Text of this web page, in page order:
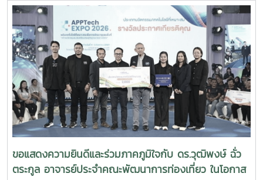
การจัดการเรียนการสอน ตลอดจนแนวทางการศึกษาต่อในคณะ
พัฒนาการท่องเที่ยว พร้อมทั้งแลกเปลี่ยนประสบการณ์และสร้าง
แรงบันดาลใจในการวางแผนศึกษาต่อในอนาคตคณะพัฒนาการ
ท่องเที่ยวขอขอบคุณคณะครูและนักเรียนจากโรงเรียนตาก
พิทยาคมที่ให้เกียรติเข้าเยี่ยมชมและศึกษาดูงานในครั้งนี้ และหวัง
เป็นอย่างยิ่งว่าจะได้มีโอกาสต้อนรับทุกท่านอีกในโอกาสต่อ
ไป#MJU#TDS#TDSMJU#TD#TourismDevelopment#มหาวิทย
แม่โจ้#คณะพัฒนาการท่องเที่ยว#ท่องเที่ยวแม่โจ้
ขอแสดงความยินดีและร่วมภาคภูมิใจกับ ดร.วุฒิพงษ์ ฉั่ว
ตระกูล อาจารย์ประจำคณะพัฒนาการท่องเที่ยว ในโอกาส